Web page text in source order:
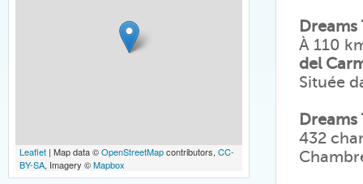
Leaflet | Map data ©OpenStreetMapcontributors, CC-
BY-SA, Imagery ©Mapbox
À 110
del
Située
432